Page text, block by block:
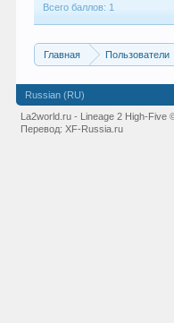
Всего баллов: 1
Главная Пользователи
Russian (RU)
La2world.ru - Lineage 2 High-Five
Перевод:XF-Russia.ru